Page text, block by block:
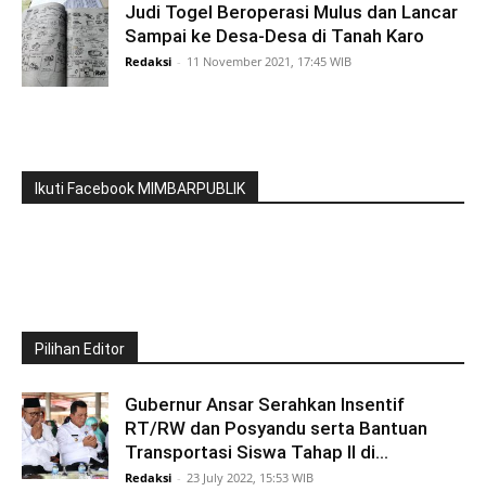
Judi Togel Beroperasi Mulus dan Lancar
Sampai ke Desa-Desa di Tanah Karo
Redaksi - 11 November 2021, 17:45 WIB
Ikuti Facebook MIMBARPUBLIK
Pilihan Editor
Gubernur Ansar Serahkan Insentif
RT/RW dan Posyandu serta Bantuan
Transportasi Siswa Tahap II di...
Redaksi - 23 July 2022, 15:53 WIB